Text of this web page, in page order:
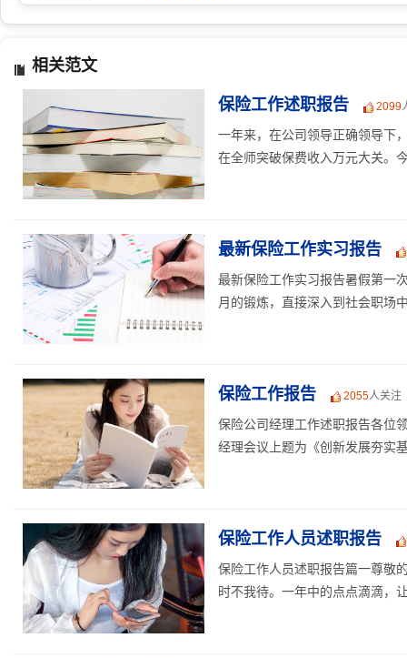
流，一方面把自己所学知识与实践直接相结合，另
到的经验与教训，从而使自己对自己有了更加全面
相关范文
保险工作述职报告 2099
一年来，在公司领导正确领导下
在全师突破保费收入万元大关。
最新保险工作实习报告
最新保险工作实习报告暑假第一
月的锻炼，直接深入到社会职场
保险工作报告 2055人关注
保险公司经理工作述职报告各位
经理会议上题为《创新发展夯实
保险工作人员述职报告
保险工作人员述职报告篇一尊敬
时不我待。一年中的点点滴滴，